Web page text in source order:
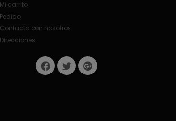
Mi carrito
Pedido
Contacta con nosotros
Direcciones